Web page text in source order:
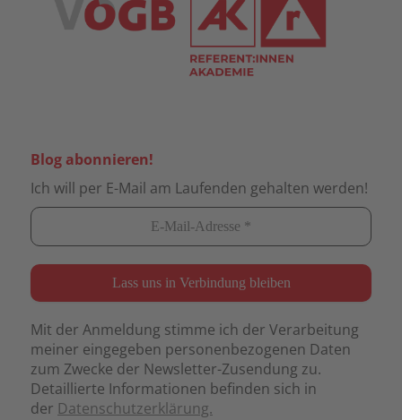
Blog abonnieren!
Ich will per E-Mail am Laufenden gehalten werden!
Mit der Anmeldung stimme ich der Verarbeitung
meiner eingegeben personenbezogenen Daten
zum Zwecke der Newsletter-Zusendung zu.
Detaillierte Informationen befinden sich in
der Datenschutzerklärung.